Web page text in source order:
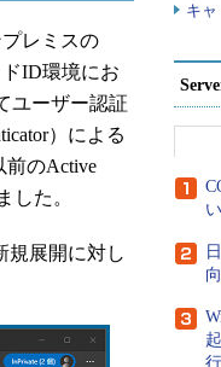
プレミスの
ドID環境にお
ユーザー認証
）による
前のActive
した。
規展開に対し
キ